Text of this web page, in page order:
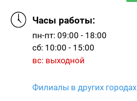
Часы работы:
пн-пт: 09:00 - 18:00
сб: 10:00 - 15:00
вс: выходной
Филиалы в других городах